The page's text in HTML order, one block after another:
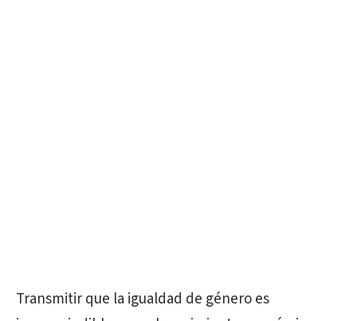
Transmitir que la igualdad de género es